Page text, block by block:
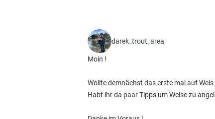
darek_trout_area
Moin !
Wollte demnächst das erste mal auf Wels
Habt ihr da paar Tipps um Welse zu